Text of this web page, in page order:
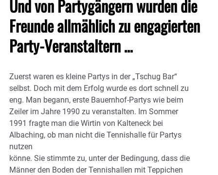
Und von Partygängern wurden die
Freunde allmählich zu engagierten
Party-Veranstaltern …
Zuerst waren es kleine Partys in der „Tschug Bar“
selbst. Doch mit dem Erfolg wurde es dort schnell zu
eng. Man begann, erste Bauernhof-Partys wie beim
Zeiler im Jahre 1990 zu veranstalten. Im Sommer
1991 fragte man die Wirtin von Kalteneck bei
Albaching, ob man nicht die Tennishalle für Partys
nutzen
könne. Sie stimmte zu, unter der Bedingung, dass die
Männer den Boden der Tennishallen mit Teppichen